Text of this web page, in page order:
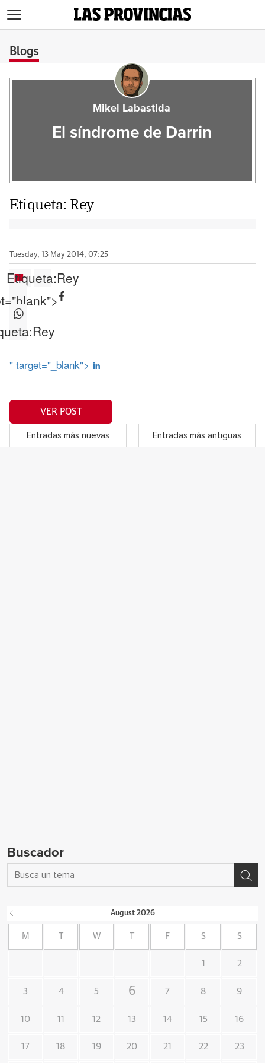
Blogs
Mikel Labastida
El síndrome de Darrin
Etiqueta: Rey
Tuesday, 13 May 2014, 07:25
Etiqueta:Rey
Rey
" target="_blank">
VER POST
Entradas más nuevas Entradas más antiguas
Buscador
August 2026
M W F S S
1 2
3 4 5 6 7 8 9
10 11 12 13 14 15 16
17 18 19 20 21 22 23